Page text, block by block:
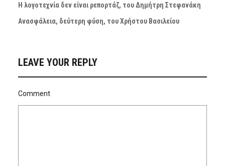
Η λογοτεχνία δεν είναι ρεπορτάζ, του Δημήτρη Στεφανάκη
Ανασφάλεια, δεύτερη φύση, του Χρήστου Βασιλείου
LEAVE YOUR REPLY
Comment